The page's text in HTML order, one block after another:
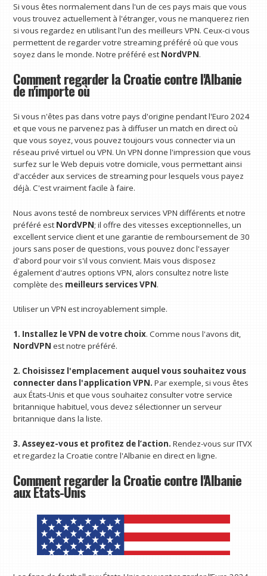
Si vous êtes normalement dans l'un de ces pays mais que vous
vous trouvez actuellement à l'étranger, vous ne manquerez rien
si vous regardez en utilisant l'un des meilleurs VPN. Ceux-ci vous
permettent de regarder votre streaming préféré où que vous
soyez dans le monde. Notre préféré est NordVPN.
Comment regarder la Croatie contre l'Albanie
de n'importe où
Si vous n'êtes pas dans votre pays d'origine pendant l'Euro 2024
et que vous ne parvenez pas à diffuser un match en direct où
que vous soyez, vous pouvez toujours vous connecter via un
réseau privé virtuel ou VPN. Un VPN donne l'impression que vous
surfez sur le Web depuis votre domicile, vous permettant ainsi
d'accéder aux services de streaming pour lesquels vous payez
déjà. C'est vraiment facile à faire.
Nous avons testé de nombreux services VPN différents et notre
préféré est NordVPN; il offre des vitesses exceptionnelles, un
excellent service client et une garantie de remboursement de 30
jours sans poser de questions, vous pouvez donc l'essayer
d'abord pour voir s'il vous convient. Mais vous disposez
également d'autres options VPN, alors consultez notre liste
complète des meilleurs services VPN.
Utiliser un VPN est incroyablement simple.
1. Installez le VPN de votre choix. Comme nous l'avons dit,
NordVPN est notre préféré.
2. Choisissez l'emplacement auquel vous souhaitez vous
connecter dans l'application VPN.Par exemple, si vous êtes
aux États-Unis et que vous souhaitez consulter votre service
britannique habituel, vous devez sélectionner un serveur
britannique dans la liste.
3. Asseyez-vous et profitez de l’action.Rendez-vous sur ITVX
et regardez la Croatie contre l'Albanie en direct en ligne.
Comment regarder la Croatie contre l'Albanie
aux États-Unis